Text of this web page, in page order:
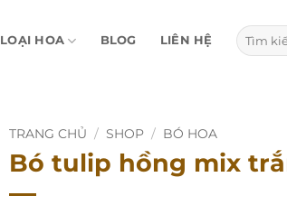
LOẠI HOA BLOG LIÊN HỆ
Tìm
kiếm:
TRANG CHỦ / SHOP / BÓ HOA
Bó tulip hồng mix